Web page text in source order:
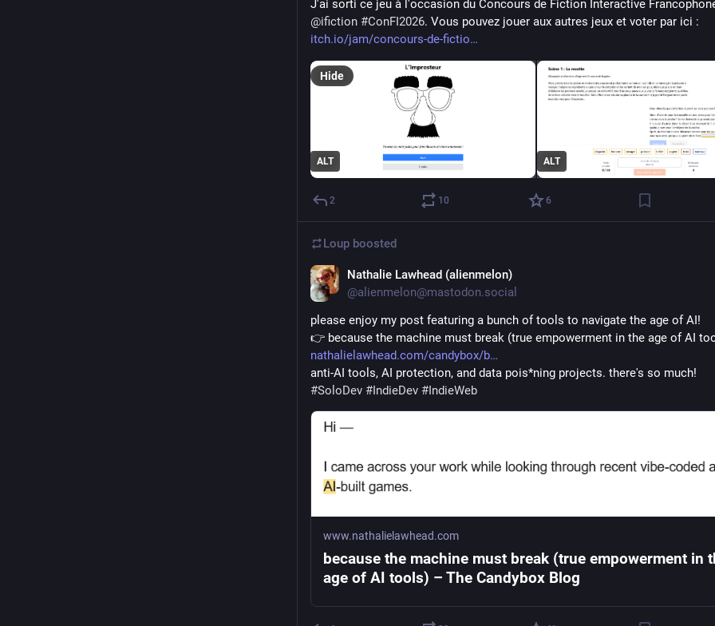
@ifiction #ConFI2026. Vous pouvez jouer aux autres jeux et voter par ici :
itch.io/jam/concours-de-fictio
ALT ALT
Hide
2 10 6
Loup boosted
Nathalie Lawhead (alienmelon)
@alienmelon@mastodon.social
please enjoy my post featuring a bunch of tools to navigate the age of AI!
👉 because the machine must break (true empowerment in the age of AI
nathalielawhead.com/candybox/b
anti-AI tools, AI protection, and data pois*ning projects. there's so much!
#SoloDev #IndieDev #IndieWeb
www.nathalielawhead.com
because the machine must break (true empowerment in
age of AI tools) – The Candybox Blog